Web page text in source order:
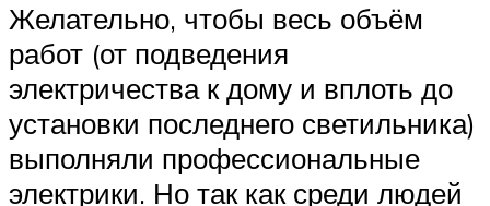
Желательно, чтобы весь объём
работ (от подведения
электричества к дому и вплоть до
установки последнего светильника)
выполняли профессиональные
электрики. Но так как среди людей